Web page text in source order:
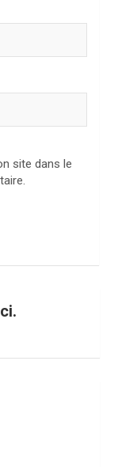
site dans le